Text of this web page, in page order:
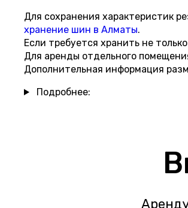
Для сохранения характеристик
хранение шин в Алматы.
Если требуется хранить не
Для аренды отдельного
Дополнительная информация
Подробнее: